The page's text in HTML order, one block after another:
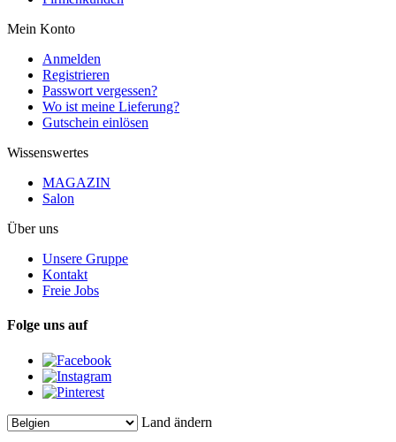
Mein Konto
Anmelden
Registrieren
Passwort vergessen?
Wo ist meine Lieferung?
Gutschein einlösen
Wissenswertes
MAGAZIN
Salon
Über uns
Unsere Gruppe
Kontakt
Freie Jobs
Folge uns auf
Land ändern